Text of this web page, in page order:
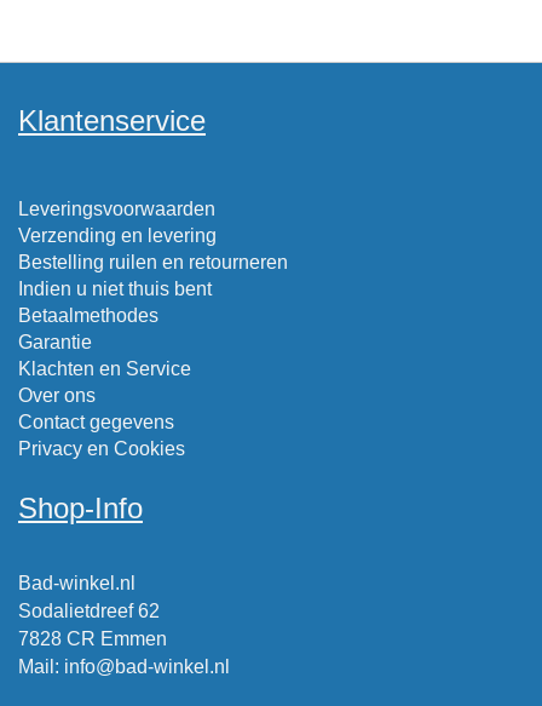
Klantenservice
Leveringsvoorwaarden
Verzending en levering
Bestelling ruilen en retourneren
Indien u niet thuis bent
Betaalmethodes
Garantie
Klachten en Service
Over ons
Contact gegevens
Privacy en Cookies
Shop-Info
Bad-winkel.nl
Sodalietdreef 62
7828 CR Emmen
Mail : info@bad-winkel.nl